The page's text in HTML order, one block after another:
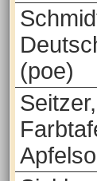
(poe)